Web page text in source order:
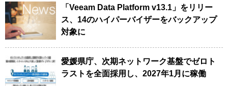
「Veeam Data Platform v13.1」をリリー
ス、14のハイパーバイザーをバックアップ
対象に
愛媛県庁、次期ネットワーク基盤でゼロト
ラストを全面採用し、2027年1月に稼働